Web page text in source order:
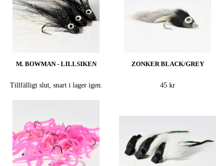
M. BOWMAN - LILLSIKEN
Tillfälligt slut, snart i lager igen.
ZONKER BLACK/GREY
45 kr